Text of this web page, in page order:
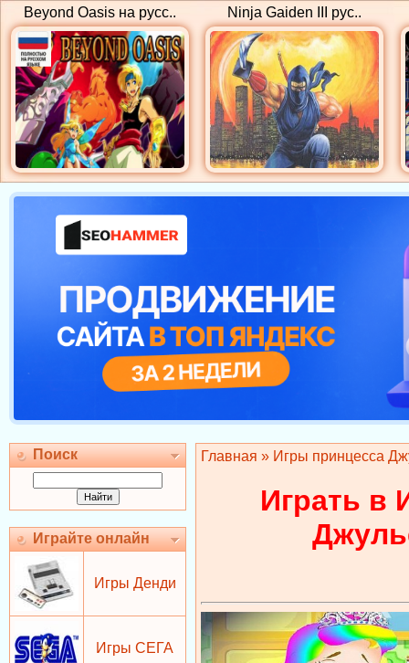
Beyond Oasis на русс.. Ninja Gaiden III рус..
Поиск
Играйте онлайн
Игры Денди
Игры СЕГА
Главная » Игры принцесса
Играть в